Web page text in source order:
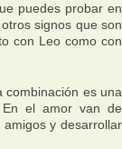
puedes probar en
signos que son
con Leo como con
combinación es una
el amor van de
y desarrollar